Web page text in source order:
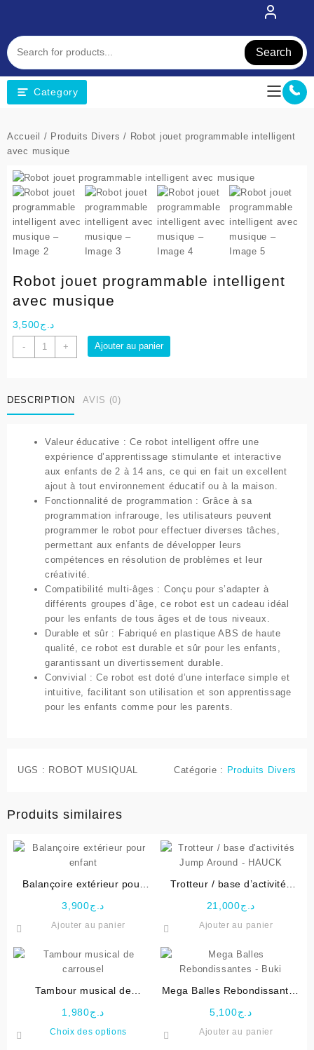
content
Search
Category
Accueil / Produits Divers / Robot jouet programmable intelligent
avec musique
Robot jouet programmable intelligent
avec musique
د.ج3,500
-
quantité
de
programmable
intelligent
musique
+ Ajouter au panier
DESCRIPTION AVIS (0)
Valeur éducative : Ce robot intelligent offre une
expérience d’apprentissage stimulante et interactive
aux enfants de 2 à 14 ans, ce qui en fait un excellent
ajout à tout environnement éducatif ou à la maison.
Fonctionnalité de programmation : Grâce à sa
programmation infrarouge, les utilisateurs peuvent
programmer le robot pour effectuer diverses tâches,
permettant aux enfants de développer leurs
compétences en résolution de problèmes et leur
créativité.
Compatibilité multi-âges : Conçu pour s’adapter à
différents groupes d’âge, ce robot est un cadeau idéal
pour les enfants de tous âges et de tous niveaux.
Durable et sûr : Fabriqué en plastique ABS de haute
qualité, ce robot est durable et sûr pour les enfants,
garantissant un divertissement durable.
Convivial : Ce robot est doté d’une interface simple et
intuitive, facilitant son utilisation et son apprentissage
pour les enfants comme pour les parents.
UGS : ROBOT MUSIQUAL Catégorie : Produits Divers
Produits similaires
Balançoire extérieur pour
د.ج3,900
Ajouter au panier
Trotteur / base d’activités
د.ج21,000
Ajouter au panier
Tambour musical de
د.ج1,980
Choix des options
Mega Balles Rebondissantes
د.ج5,100
Ajouter au panier